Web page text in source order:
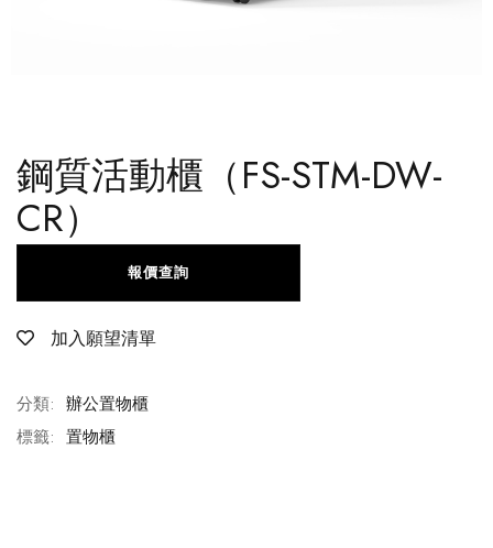
鋼質活動櫃（FS-STM-DW-
CR）
加入願望清單
報價查詢
分類: 辦公置物櫃
標籤: 置物櫃